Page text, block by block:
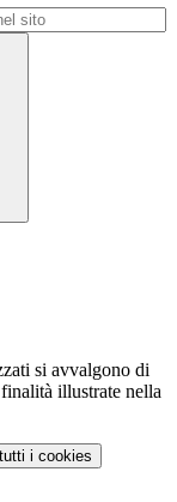
si avvalgono di
illustrate nella
i cookies